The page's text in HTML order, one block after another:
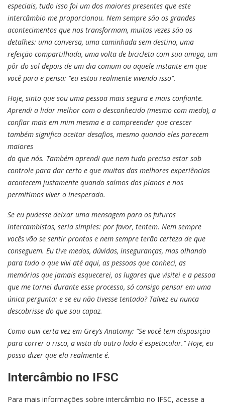
especiais, tudo isso foi um dos maiores presentes que este
intercâmbio me proporcionou. Nem sempre são os grandes
acontecimentos que nos transformam, muitas vezes são os
detalhes: uma conversa, uma caminhada sem destino, uma
refeição compartilhada, uma volta de bicicleta com sua amiga, um
pôr do sol depois de um dia comum ou aquele instante em que
você para e pensa: "eu estou realmente vivendo isso".
Hoje, sinto que sou uma pessoa mais segura e mais confiante.
Aprendi a lidar melhor com o desconhecido (mesmo com medo), a
confiar mais em mim mesma e a compreender que crescer
também significa aceitar desafios, mesmo quando eles parecem
maiores
do que nós. Também aprendi que nem tudo precisa estar sob
controle para dar certo e que muitas das melhores experiências
acontecem justamente quando saímos dos planos e nos
permitimos viver o inesperado.
Se eu pudesse deixar uma mensagem para os futuros
intercambistas, seria simples: por favor, tentem. Nem sempre
vocês vão se sentir prontos e nem sempre terão certeza de que
conseguem. Eu tive medos, dúvidas, inseguranças, mas olhando
para tudo o que vivi até aqui, as pessoas que conheci, as
memórias que jamais esquecerei, os lugares que visitei e a pessoa
que me tornei durante esse processo, só consigo pensar em uma
única pergunta: e se eu não tivesse tentado? Talvez eu nunca
descobrisse do que sou capaz.
Como ouvi certa vez em Grey’s Anatomy: "Se você tem disposição
para correr o risco, a vista do outro lado é espetacular." Hoje, eu
posso dizer que ela realmente é.
Intercâmbio no IFSC
Para mais informações sobre intercâmbio no IFSC, acesse a